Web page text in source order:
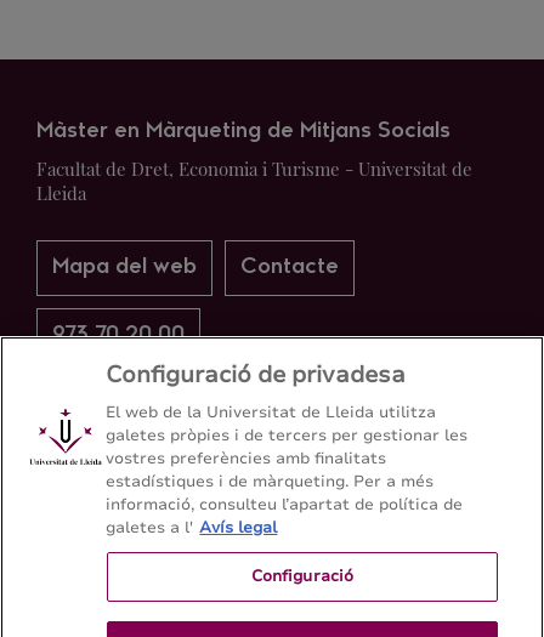
Màster en Màrqueting de Mitjans Socials
Facultat de Dret, Economia i Turisme - Universitat de
Lleida
Mapa del web Contacte
973 70 20 00
Configuració de privadesa
El web de la Universitat de Lleida utilitza
galetes pròpies i de tercers per gestionar les
vostres preferències amb finalitats
estadístiques i de màrqueting. Per a més
informació, consulteu l’apartat de política de
galetes a l' Avís legal
Configuració